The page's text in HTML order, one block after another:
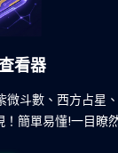
看器
斗數、西方占星
簡單易懂!一目瞭